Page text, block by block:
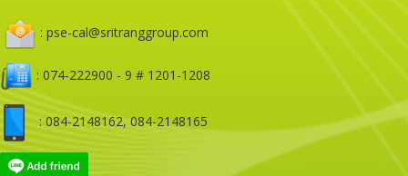
: pse-cal@sritranggroup.com
: 074-222900 - 9 # 1201-1208
: 084-2148162, 084-2148165